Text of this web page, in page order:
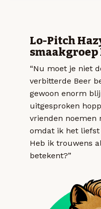
Lo-Pitch
smaakgroep
“Nu moet je niet
verbitterde Beer
gewoon enorm
uitgesproken
vrienden noemen
omdat ik het liefst
Heb ik trouwens
betekent?”